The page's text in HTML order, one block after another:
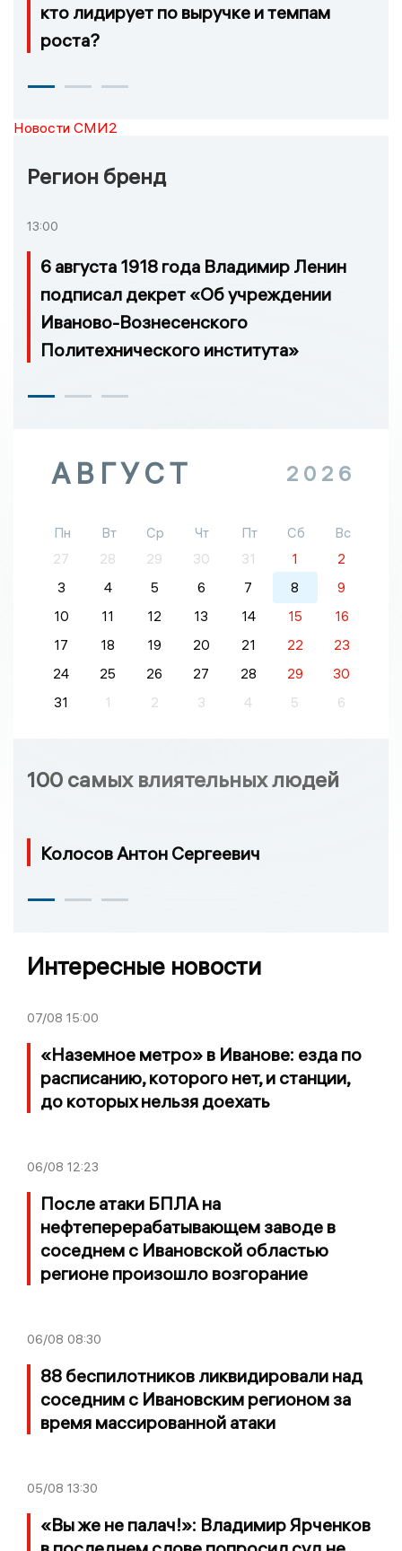
кто лидирует по выручке и темпам
роста?
Новости СМИ2
Регион бренд
13:00
6 августа 1918 года Владимир Ленин
подписал декрет «Об учреждении
Иваново-Вознесенского
Политехнического института»
АВГУСТ 2026
Пн Вт Ср Чт Пт Сб
Вс
27
28 29 30 31 1
2
3
4 5 6 7 8
9
10
11 12 13 14 15
16
17
18 19 20 21 22
23
24
25 26 27 28 29
30
31
1 2 3 4 5 6
100 самых влиятельных людей
Колосов Антон Сергеевич
Интересные новости
07/08 15:00
«Наземное метро» в Иванове: езда по
расписанию, которого нет, и станции,
до которых нельзя доехать
06/08 12:23
После атаки БПЛА на
нефтеперерабатывающем заводе в
соседнем с Ивановской областью
регионе произошло возгорание
06/08 08:30
88 беспилотников ликвидировали над
соседним с Ивановским регионом за
время массированной атаки
05/08 13:30
«Вы же не палач!»: Владимир Ярченков